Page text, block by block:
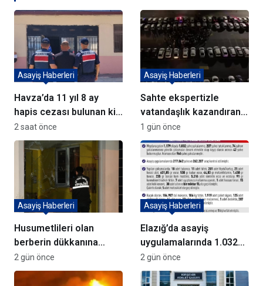
Havza’da 11 yıl 8 ay
hapis cezası bulunan kişi
yakalandı
Asayiş Haberleri
2 saat önce
Sahte ekspertizle
vatandaşlık kazandıran
72 şüpheli adliyeye sevk
edildi
Asayiş Haberleri
1 gün önce
Husumetlileri olan
berberin dükkanına
kurşun yağdırıp kaçtılar
Asayiş Haberleri
2 gün önce
Elazığ’da asayiş
uygulamalarında 1.032
kişi yakalandı
Asayiş Haberleri
2 gün önce